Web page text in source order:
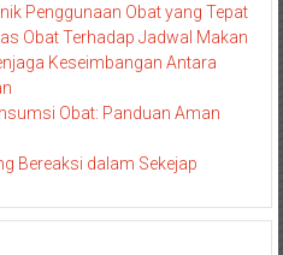
Penggunaan Obat yang Tepat
Obat Terhadap Jadwal Makan
Keseimbangan Antara
Obat: Panduan Aman
Bereaksi dalam Sekejap